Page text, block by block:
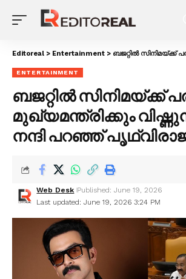
Editoreal > Entertainment > ബജറ്റിൽ സിനിമയ്ക്ക് പരി​ഗണന:
ENTERTAINMENT
ബജറ്റിൽ സിനിമയ്ക്ക്
മുഖ്യമന്ത്രിക്കും
നന്ദി പറഞ്ഞ്
Last updated: June 19, 2026 3:24 PM
Web Desk Published: June 19, 2026